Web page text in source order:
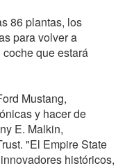
86 plantas, los
para volver a
que estará
Mustang,
y hacer de
E. Malkin,
"El Empire State
históricos,